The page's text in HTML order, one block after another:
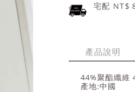
宅配 NT$
產品說明
44%聚酯纖維
產地:中國